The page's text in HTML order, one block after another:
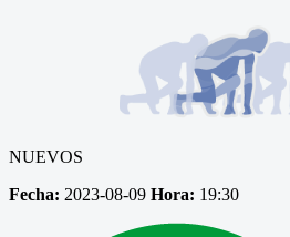
NUEVOS
Fecha: 2023-08-09 Hora: 19:30